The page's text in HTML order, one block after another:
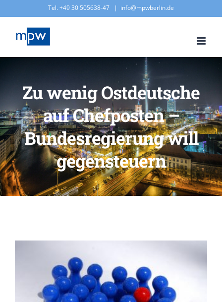
springen
Tel. +49 30 505638-47 | info@mpwberlin.de
Zu wenig Ostdeutsche
auf Chefposten –
Bundesregierung will
gegensteuern